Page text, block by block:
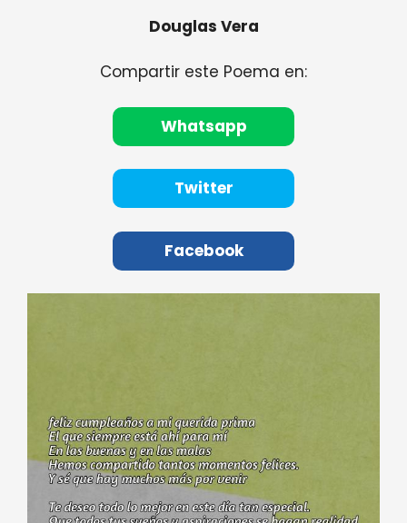
Douglas Vera
Compartir este Poema en:
Whatsapp
Twitter
Facebook